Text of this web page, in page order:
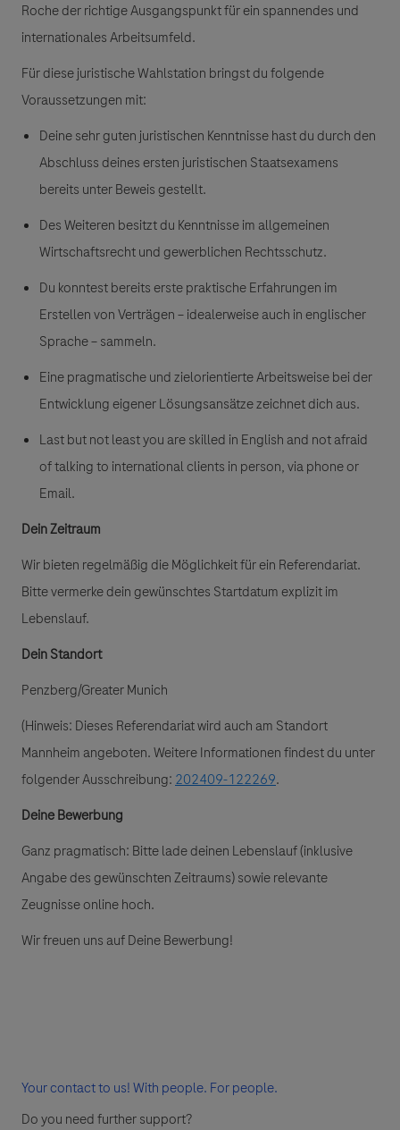
Roche der richtige Ausgangspunkt für ein spannendes und
internationales Arbeitsumfeld.
Für diese juristische Wahlstation bringst du folgende
Voraussetzungen mit:
Deine sehr guten juristischen Kenntnisse hast du durch den
Abschluss deines ersten juristischen Staatsexamens
bereits unter Beweis gestellt.
Des Weiteren besitzt du Kenntnisse im allgemeinen
Wirtschaftsrecht und gewerblichen Rechtsschutz.
Du konntest bereits erste praktische Erfahrungen im
Erstellen von Verträgen – idealerweise auch in englischer
Sprache – sammeln.
Eine pragmatische und zielorientierte Arbeitsweise bei der
Entwicklung eigener Lösungsansätze zeichnet dich aus.
Last but not least you are skilled in English and not afraid
of talking to international clients in person, via phone or
Email.
Dein Zeitraum
Wir bieten regelmäßig die Möglichkeit für ein Referendariat.
Bitte vermerke dein gewünschtes Startdatum explizit im
Lebenslauf.
Dein Standort
Penzberg/Greater Munich
(Hinweis: Dieses Referendariat wird auch am Standort
Mannheim angeboten. Weitere Informationen findest du unter
folgender Ausschreibung: 202409-122269.
Deine Bewerbung
Ganz pragmatisch: Bitte lade deinen Lebenslauf (inklusive
Angabe des gewünschten Zeitraums) sowie relevante
Zeugnisse online hoch.
Wir freuen uns auf Deine Bewerbung!
Your contact to us! With people. For people.
Do you need further support?